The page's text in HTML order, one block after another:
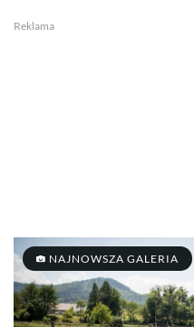
Reklama
NAJNOWSZA GALERIA